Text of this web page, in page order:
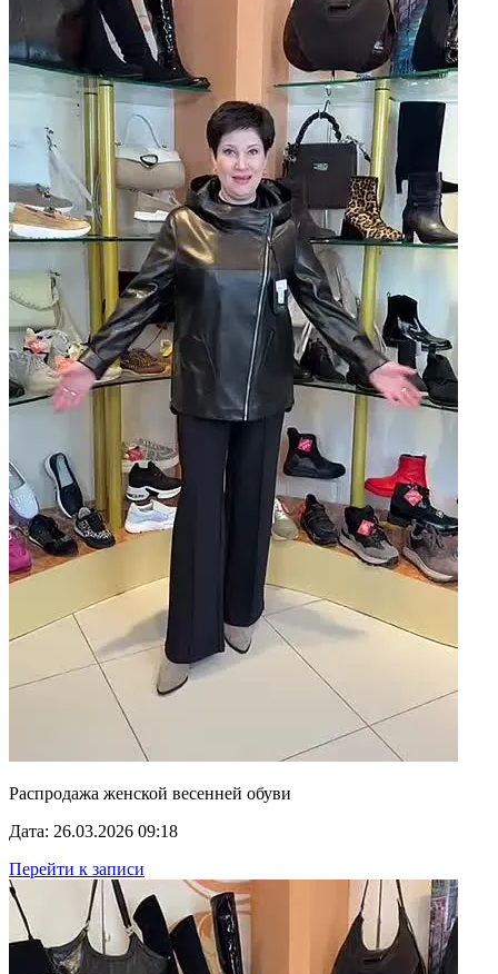
Распродажа женской весенней обуви
Дата: 26.03.2026 09:18
Перейти к записи